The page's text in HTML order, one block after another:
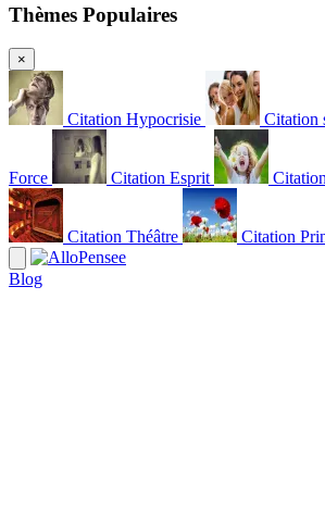
Thèmes Populaires
×
Citation Hypocrisie Citation
Force Citation Esprit
Citation Théâtre Citation
Blog